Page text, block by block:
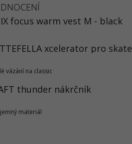
focus warm vest M - black
produktu je 5 z 5 hvězdiček.
xcelerator pro skate
produktu je 5 z 5 hvězdiček.
vázání na classic
thunder nákrčník
produktu je 5 z 5 hvězdiček.
materiál